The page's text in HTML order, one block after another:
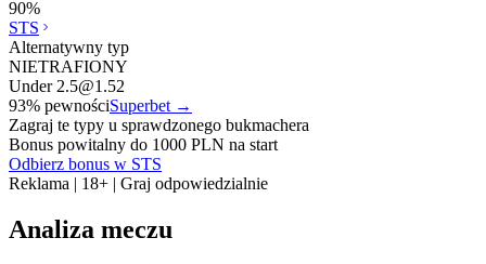
90%
STS
Alternatywny typ
NIETRAFIONY
Under 2.5@1.52
93% pewnościSuperbet →
Zagraj te typy u sprawdzonego bukmachera
Bonus powitalny do 1000 PLN na start
Odbierz bonus w STS
Reklama | 18+ | Graj odpowiedzialnie
Analiza meczu